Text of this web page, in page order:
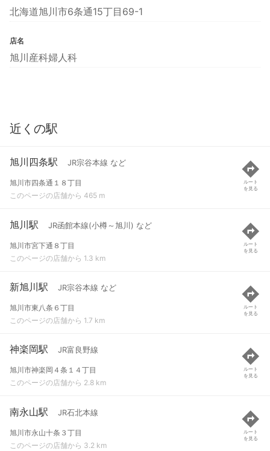
北海道旭川市6条通15丁目69-1
店名
旭川産科婦人科
近くの駅
旭川四条駅 JR宗谷本線 など
旭川市四条通１８丁目
このページの店舗から 465 m
ルート
を見る
旭川駅 JR函館本線(小樽～旭川) など
旭川市宮下通８丁目
このページの店舗から 1.3 km
ルート
を見る
新旭川駅 JR宗谷本線 など
旭川市東八条６丁目
このページの店舗から 1.7 km
ルート
を見る
神楽岡駅 JR富良野線
旭川市神楽岡４条１４丁目
このページの店舗から 2.8 km
ルート
を見る
南永山駅 JR石北本線
旭川市永山十条３丁目
このページの店舗から 3.2 km
ルート
を見る